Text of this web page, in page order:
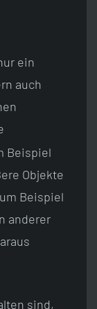
ein
auch
Beispiel
Objekte
Beispiel
anderer
sind,